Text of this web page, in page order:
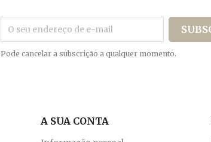
Pode cancelar a subscrição a qualquer momento.
A SUA CONTA